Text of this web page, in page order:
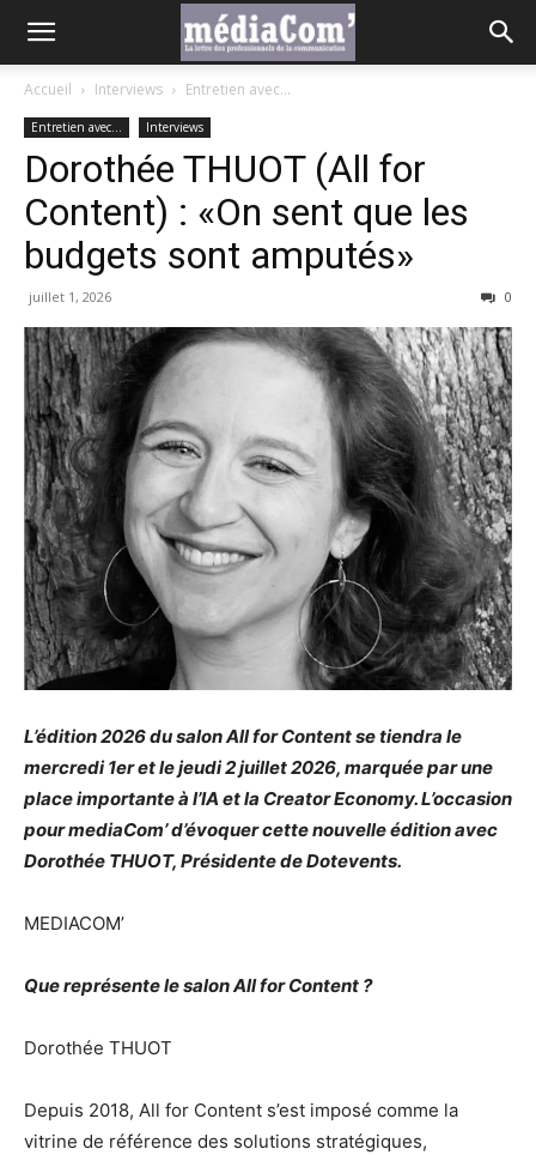
Accueil Interviews Entretien avec...
Entretien avec... Interviews
Dorothée THUOT (All for
Content) : «On sent que les
budgets sont amputés»
juillet 1, 2026 0
L’édition 2026 du salon All for Content se tiendra le
mercredi 1er et le jeudi 2 juillet 2026, marquée par une
place importante à l’IA et la Creator Economy. L’occasion
pour mediaCom’ d’évoquer cette nouvelle édition avec
Dorothée THUOT, Présidente de Dotevents.
MEDIACOM’
Que représente le salon All for Content ?
Dorothée THUOT
Depuis 2018, All for Content s’est imposé comme la
vitrine de référence des solutions stratégiques,